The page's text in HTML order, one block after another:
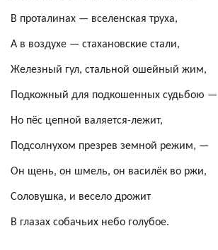
В проталинах — вселенская труха,
А в воздухе — стахановские стали,
Железный гул, стальной ошейный жим,
Подкожный для подкошенных судьбою —
Но пёс цепной валяется-лежит,
Подсолнухом презрев земной режим, —
Он щень, он шмель, он василёк во ржи,
Соловушка, и весело дрожит
В глазах собачьих небо голубое.